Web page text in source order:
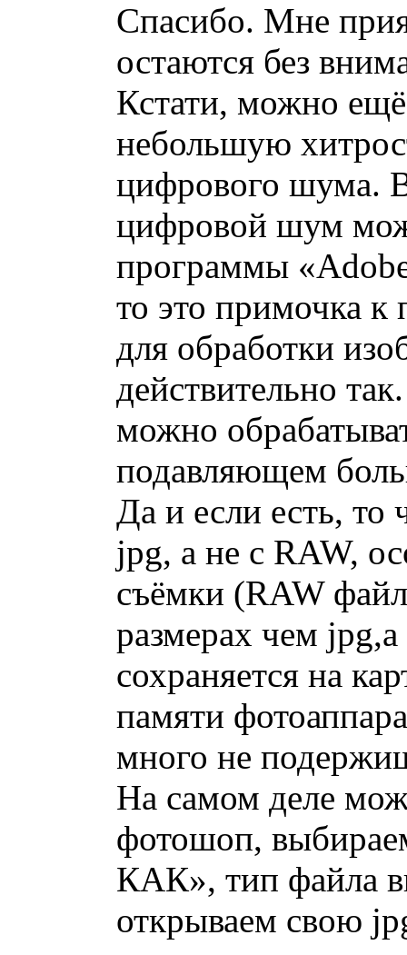
Спасибо. Мне
остаются без
Кстати, можно ещё
небольшую
цифрового шума.
цифровой шум
программы
то это примочка к
для обработки
действительно
можно
подавляющем
Да и если есть, то
jpg, а не с RAW,
съёмки (RAW
размерах чем
сохраняется на
памяти
много не
На самом деле
фотошоп,
КАК», тип файла
открываем свою